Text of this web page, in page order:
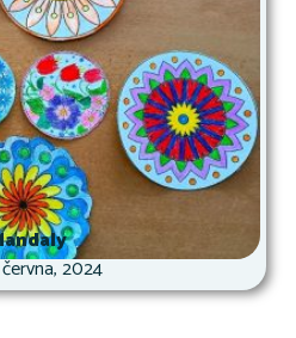
2024